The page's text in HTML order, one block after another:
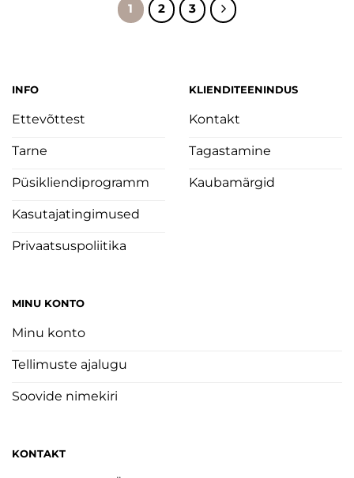
1 2 3
INFO
Ettevõttest
Tarne
Püsikliendiprogramm
Kasutajatingimused
Privaatsuspoliitika
KLIENDITEENINDUS
Kontakt
Tagastamine
Kaubamärgid
MINU KONTO
Minu konto
Tellimuste ajalugu
Soovide nimekiri
KONTAKT